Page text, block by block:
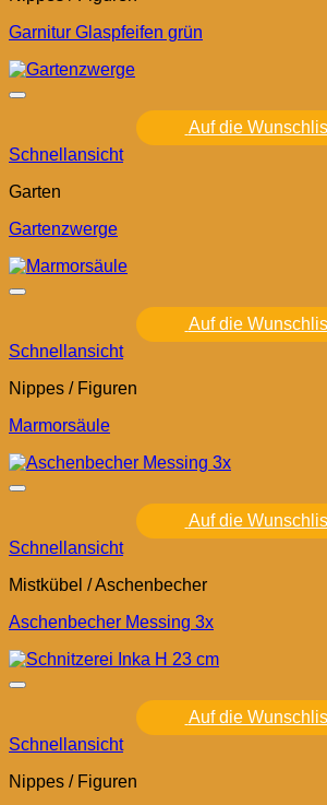
Garnitur Glaspfeifen grün
Auf die
Schnellansicht
Garten
Gartenzwerge
Auf die
Schnellansicht
Nippes / Figuren
Marmorsäule
Auf die
Schnellansicht
Mistkübel / Aschenbecher
Aschenbecher Messing 3x
Auf die
Schnellansicht
Nippes / Figuren